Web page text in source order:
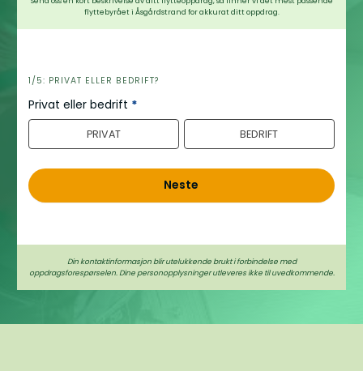
flyttebyrået i Åsgårdstrand for akkurat ditt oppdrag.
h
e
r
1/5: PRIVAT ELLER BEDRIFT?
Privat eller bedrift *
PRIVAT BEDRIFT
Neste
Din kontaktinformasjon blir utelukkende brukt i forbindelse med
oppdragsforespørselen. Dine personopplysninger utleveres ikke til uvedkommende.